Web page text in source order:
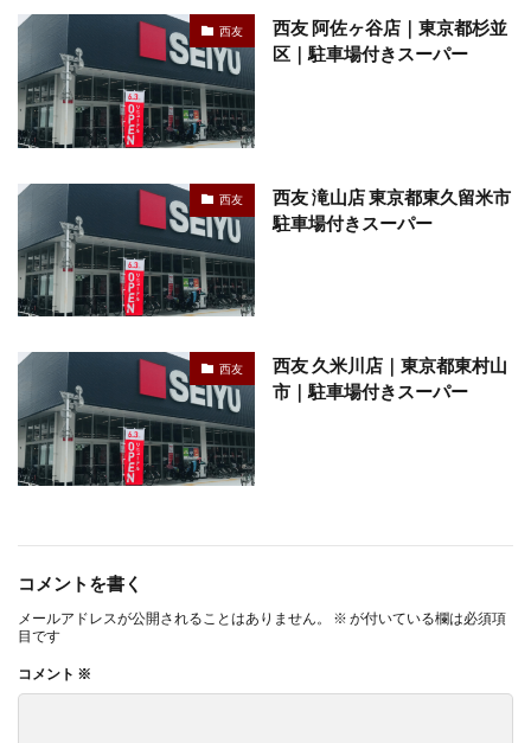
西友
西友 阿佐ヶ谷店｜東京都杉並
区｜駐車場付きスーパー
西友
西友 滝山店 東京都東久留米市
駐車場付きスーパー
西友
西友 久米川店｜東京都東村山
市｜駐車場付きスーパー
コメントを書く
メールアドレスが公開されることはありません。 ※ が付いている欄は必須項
目です
コメント ※